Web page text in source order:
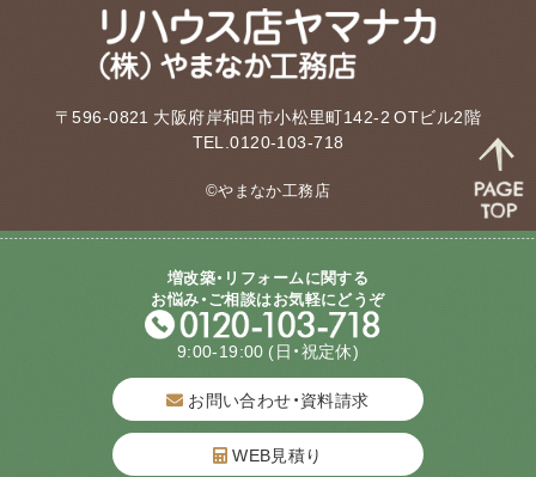
〒596-0821 大阪府岸和田市小松里町142-2 OTビル2階
TEL.0120-103-718
©やまなか工務店
増改築・リフォームに関する
お悩み・ご相談はお気軽にどうぞ
9:00-19:00 (日・祝定休)
お問い合わせ・資料請求
WEB見積り